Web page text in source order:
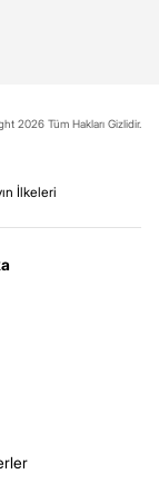
2026 Tüm Hakları Gizlidir.
İlkeleri